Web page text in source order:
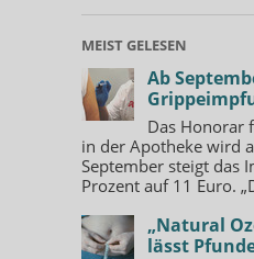
MEIST GELESEN
Ab
Das Honorar
in der Apotheke wird
September steigt das
Prozent auf 11 Euro.
„Natural
lässt